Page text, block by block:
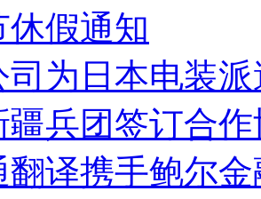
休假通知
司为日本电装
疆兵团签订合
翻译携手鲍尔